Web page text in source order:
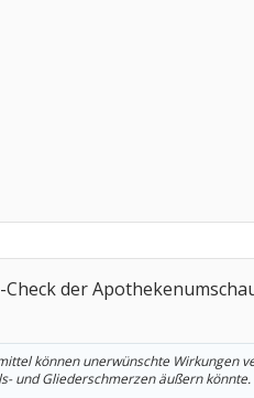
der
können unerwünschte Wirkungen
und Gliederschmerzen äußern könnte.